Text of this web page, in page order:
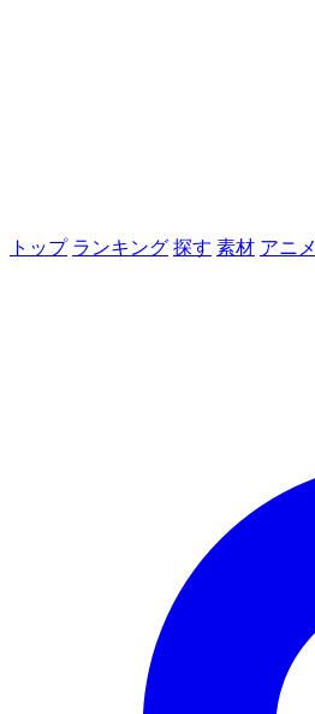
トップ ランキング 探す 素材 アニメ